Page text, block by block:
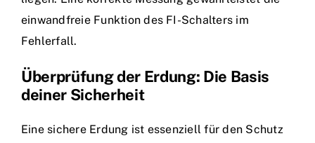
einwandfreie Funktion des FI-Schalters im
Fehlerfall.
Überprüfung der Erdung: Die Basis
deiner Sicherheit
Eine sichere Erdung ist essenziell für den Schutz